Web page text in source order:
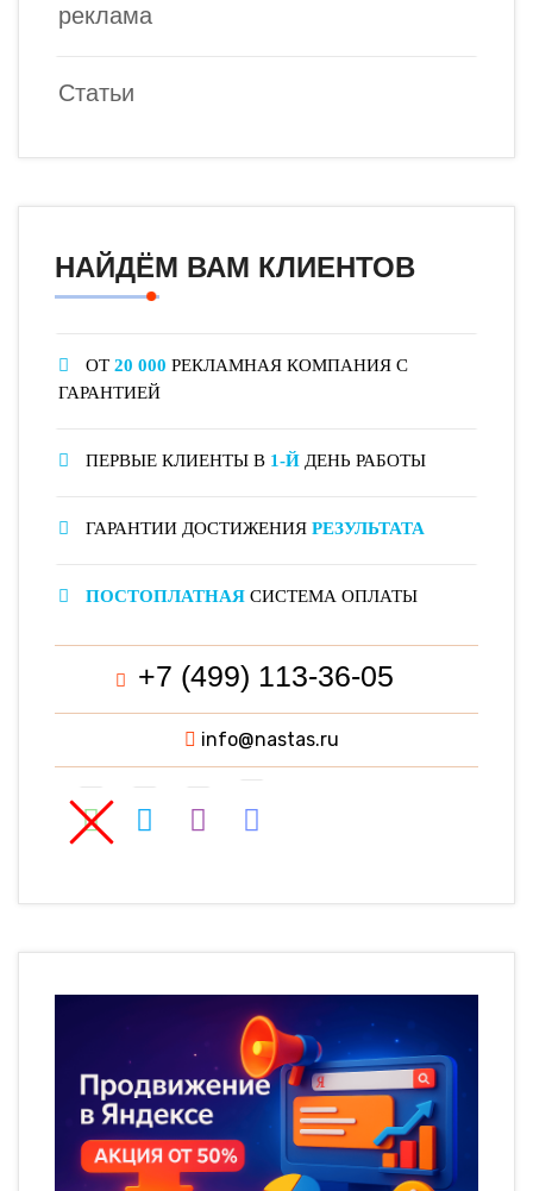
реклама
Статьи
НАЙДЁМ ВАМ КЛИЕНТОВ
ОТ 20 000 РЕКЛАМНАЯ КОМПАНИЯ С
ГАРАНТИЕЙ
ПЕРВЫЕ КЛИЕНТЫ В 1-Й ДЕНЬ РАБОТЫ
ГАРАНТИИ ДОСТИЖЕНИЯ РЕЗУЛЬТАТА
ПОСТОПЛАТНАЯ СИСТЕМА ОПЛАТЫ
+7 (499) 113-36-05
info@nastas.ru